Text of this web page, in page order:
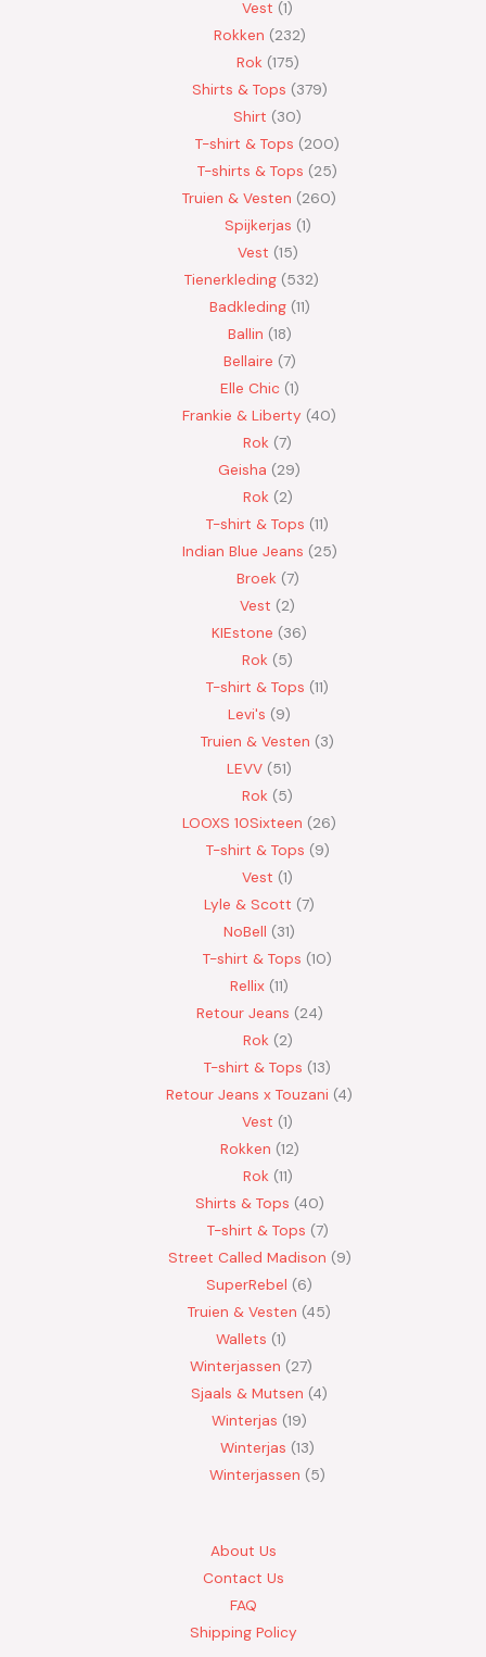
Vest 1
Rokken 232
Rok 175
Shirts & Tops 379
Shirt
30
T-shirt & Tops
200
T-shirts & Tops
25
Truien & Vesten
260
Spijkerjas 1
Vest 15
Tienerkleding 532
Badkleding 11
Ballin 18
Bellaire 7
Elle Chic 1
Frankie & Liberty 40
Rok 7
Geisha
29
Rok 2
T-shirt & Tops 11
Indian Blue Jeans 25
Broek 7
Vest
2
KIEstone
36
Rok
5
T-shirt & Tops 11
Levi's
9
Truien & Vesten
3
LEVV 51
Rok
5
LOOXS 10Sixteen
26
T-shirt & Tops 9
Vest 1
Lyle & Scott 7
NoBell
31
T-shirt & Tops 10
Rellix 11
Retour Jeans 24
Rok 2
T-shirt & Tops 13
Retour Jeans x Touzani 4
Vest 1
Rokken 12
Rok 11
Shirts & Tops 40
T-shirt & Tops 7
Street Called Madison 9
SuperRebel
6
Truien & Vesten 45
Wallets 1
Winterjassen
27
Sjaals & Mutsen 4
Winterjas 19
Winterjas 13
Winterjassen
5
About Us
Contact Us
FAQ
Shipping Policy